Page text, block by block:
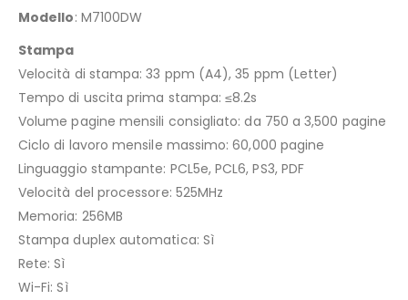
Modello: M7100DW
Stampa
Velocità di stampa: 33 ppm (A4), 35 ppm (Letter)
Tempo di uscita prima stampa: ≤8.2s
Volume pagine mensili consigliato: da 750 a 3,500 pagine
Ciclo di lavoro mensile massimo: 60,000 pagine
Linguaggio stampante: PCL5e, PCL6, PS3, PDF
Velocità del processore: 525MHz
Memoria: 256MB
Stampa duplex automatica: Sì
Rete: Sì
Wi-Fi: Sì